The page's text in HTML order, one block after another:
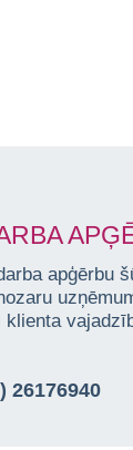
apģērbu
26176940